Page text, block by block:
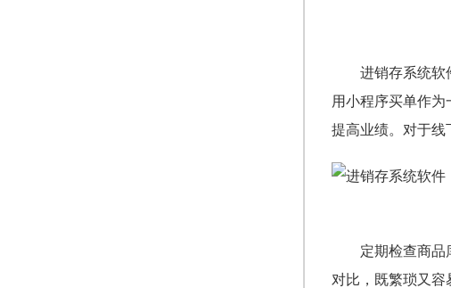
进销存系统软
用小程序买单作
提高业绩。对于线
定期检查商品
对比，既繁琐又